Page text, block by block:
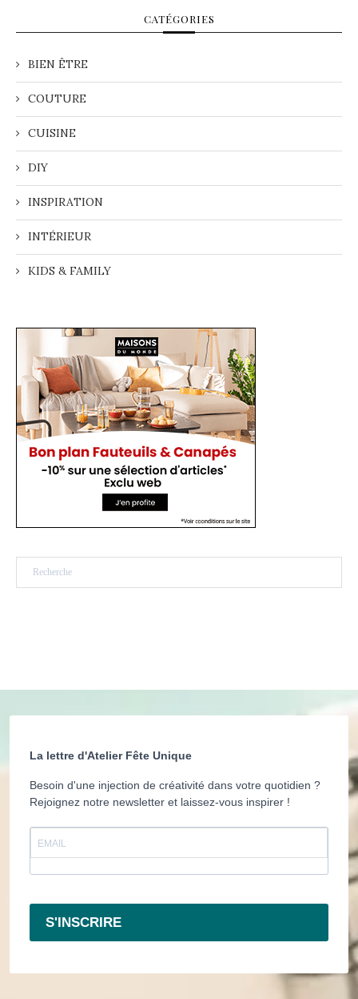
CATÉGORIES
BIEN ÊTRE
COUTURE
CUISINE
DIY
INSPIRATION
INTÉRIEUR
KIDS & FAMILY
La lettre d'Atelier Fête Unique
Besoin d'une injection de créativité dans votre quotidien ?
Rejoignez notre newsletter et laissez-vous inspirer !
S'INSCRIRE